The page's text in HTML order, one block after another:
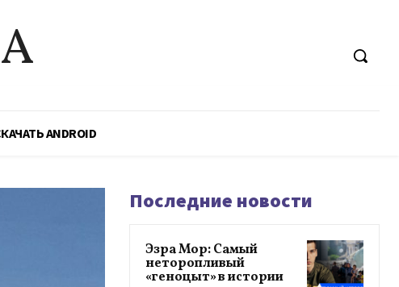
ANDROID
Последние новости
Эзра Мор: Самый
неторопливый
«геноцыт» в истории